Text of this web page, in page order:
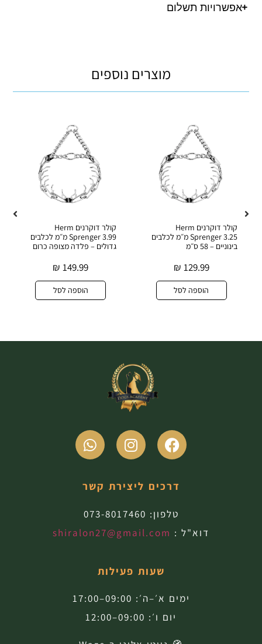
אפשרויות תשלום
מוצרים נוספים
קולר דוקרנים Herm
Sprenger 3.25 מ״מ לכלבים
בינוניים – 58 ס״מ
129.99
₪
הוספה לסל
קולר דוקרנים Herm
Sprenger 3.99 מ״מ לכלבים
גדולים – פלדה מצופה כרום
149.99
₪
הוספה לסל
דרכים ליצירת קשר
טלפון: 073-8017460
דוא"ל : shiralon27@gmail.com
שעות פעילות
ימים א׳–ה׳: 09:00–17:00
יום ו׳: 09:00–12:00